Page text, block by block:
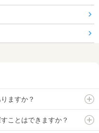
ますか？
ことはできますか？